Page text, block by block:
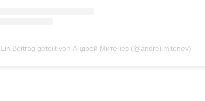
Ein Beitrag geteilt von Андрей Митенев (@andrei.mitenev)